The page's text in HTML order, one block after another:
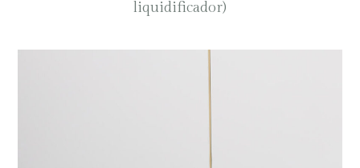
liquidificador)